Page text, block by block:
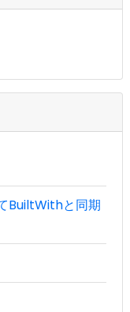
BuiltWithと同期